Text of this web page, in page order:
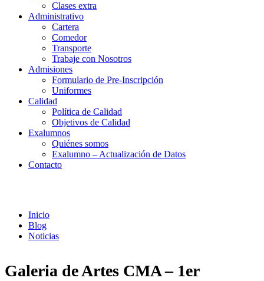
Clases extra
Administrativo
Cartera
Comedor
Transporte
Trabaje con Nosotros
Admisiones
Formulario de Pre-Inscripción
Uniformes
Calidad
Política de Calidad
Objetivos de Calidad
Exalumnos
Quiénes somos
Exalumno – Actualización de Datos
Contacto
Inicio
Blog
Noticias
Galeria de Artes CMA – 1er